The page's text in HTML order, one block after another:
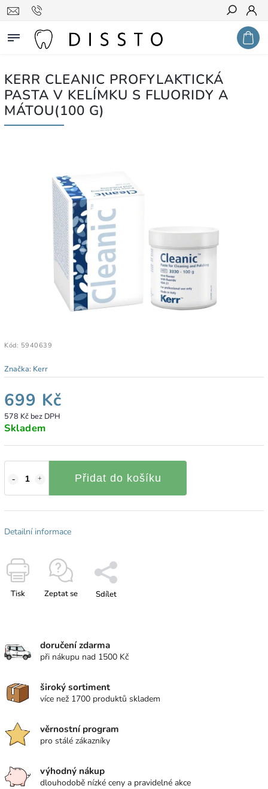
Hledat
KERR CLEANIC PROFYLAKTICKÁ
PASTA V KELÍMKU S FLUORIDY A
MÁTOU(100 G)
Kód: 5940639
Značka: Kerr
699 Kč
578 Kč bez DPH
Skladem
Přidat do košíku
Detailní informace
Tisk Zeptat se Sdílet
doručení zdarma
při nákupu nad 1500 Kč
široký sortiment
více než 1700 produktů skladem
věrnostní program
pro stálé zákazníky
výhodný nákup
dlouhodobě nízké ceny a pravidelné akce